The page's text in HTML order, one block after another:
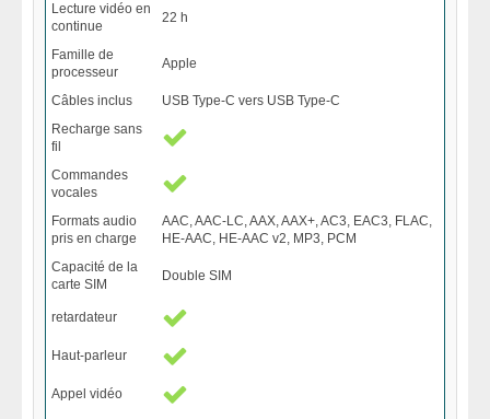
Lecture vidéo en
continue
22 h
Famille de
processeur
Apple
Câbles inclus
USB Type-C vers USB Type-C
Recharge sans
fil
Commandes
vocales
Formats audio
pris en charge
AAC, AAC-LC, AAX, AAX+, AC3, EAC3, FLAC,
HE-AAC, HE-AAC v2, MP3, PCM
Capacité de la
carte SIM
Double SIM
retardateur
Haut-parleur
Appel vidéo